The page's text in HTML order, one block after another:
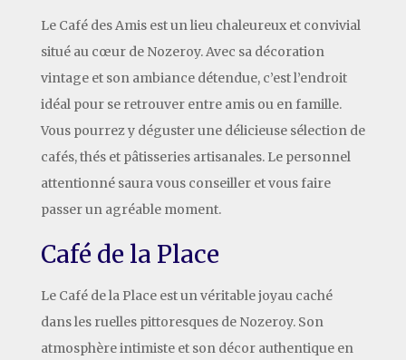
Le Café des Amis est un lieu chaleureux et convivial
situé au cœur de Nozeroy. Avec sa décoration
vintage et son ambiance détendue, c’est l’endroit
idéal pour se retrouver entre amis ou en famille.
Vous pourrez y déguster une délicieuse sélection de
cafés, thés et pâtisseries artisanales. Le personnel
attentionné saura vous conseiller et vous faire
passer un agréable moment.
Café de la Place
Le Café de la Place est un véritable joyau caché
dans les ruelles pittoresques de Nozeroy. Son
atmosphère intimiste et son décor authentique en